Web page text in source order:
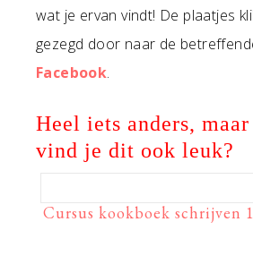
wat je ervan vindt! De plaatjes
gezegd door naar de
Facebook.
Heel iets anders,
vind je dit ook leuk?
Cursus kookboek schrijven